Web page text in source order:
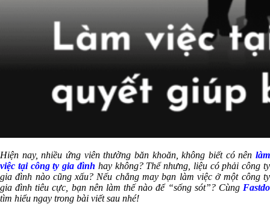
Hiện nay, nhiều ứng viên thường băn khoăn, không biết có nên làm
việc tại công ty gia đình hay không? Thế nhưng, liệu có phải công ty
gia đình nào cũng xấu? Nếu chẳng may bạn làm việc ở một công ty
gia đình tiêu cực, bạn nên làm thế nào để “sống sót”? Cùng Fastdo
tìm hiểu ngay trong bài viết sau nhé!